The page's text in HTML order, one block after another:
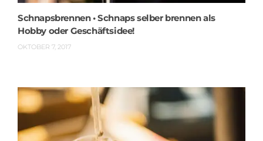
Schnapsbrennen • Schnaps selber brennen als
Hobby oder Geschäftsidee!
OKTOBER 7, 2017